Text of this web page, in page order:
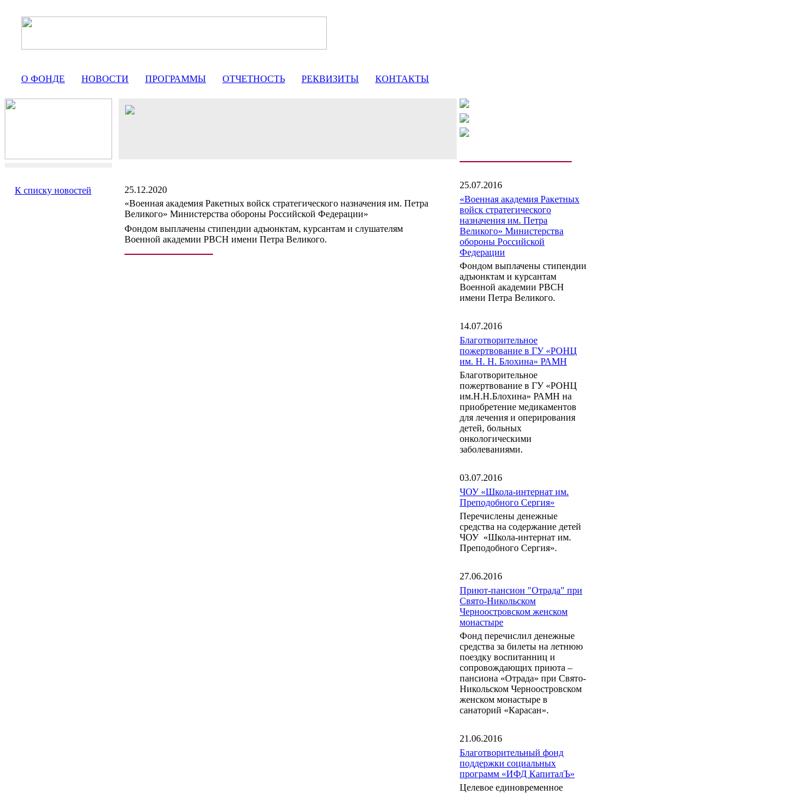
О ФОНДЕ НОВОСТИ ПРОГРАММЫ ОТЧЕТНОСТЬ РЕКВИЗИТЫ КОНТАКТЫ
К списку новостей
25.12.2020
«Военная академия Ракетных войск стратегического назначения им. Петра
Великого» Министерства обороны Российской Федерации»
Фондом выплачены стипендии адъюнктам, курсантам и слушателям
Военной академии РВСН имени Петра Великого.
25.07.2016
«Военная академия Ракетных
войск стратегического
назначения им. Петра
Великого» Министерства
обороны Российской
Федерации
Фондом выплачены стипендии
адъюнктам и курсантам
Военной академии РВСН
имени Петра Великого.
14.07.2016
Благотворительное
пожертвование в ГУ «РОНЦ
им. Н. Н. Блохина» РАМН
Благотворительное
пожертвование в ГУ «РОНЦ
им.Н.Н.Блохина» РАМН на
приобретение медикаментов
для лечения и оперирования
детей, больных
онкологическими
заболеваниями.
03.07.2016
ЧОУ «Школа-интернат им.
Преподобного Сергия»
Перечислены денежные
средства на содержание детей
ЧОУ «Школа-интернат им.
Преподобного Сергия».
27.06.2016
Приют-пансион "Отрада" при
Свято-Никольском
Черноостровском женском
монастыре
Фонд перечислил денежные
средства за билеты на летнюю
поездку воспитанниц и
сопровождающих приюта –
пансиона «Отрада» при Свято-
Никольском Черноостровском
женском монастыре в
санаторий «Карасан».
21.06.2016
Благотворительный фонд
поддержки социальных
программ «ИФД КапиталЪ»
Целевое единовременное